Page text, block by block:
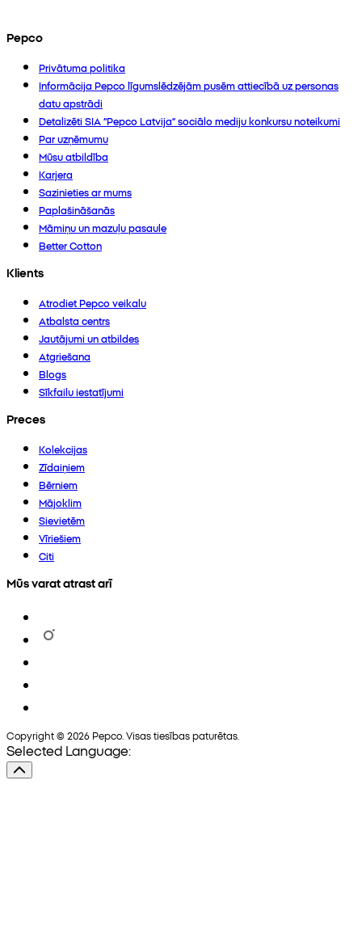
Pepco
Privātuma politika
Informācija Pepco līgumslēdzējām pusēm attiecībā uz personas
datu apstrādi
Detalizēti SIA “Pepco Latvija” sociālo mediju konkursu noteikumi
Par uzņēmumu
Mūsu atbildība
Karjera
Sazinieties ar mums
Paplašināšanās
Māmiņu un mazuļu pasaule
Better Cotton
Klients
Atrodiet Pepco veikalu
Atbalsta centrs
Jautājumi un atbildes
Atgriešana
Blogs
Sīkfailu iestatījumi
Preces
Kolekcijas
Zīdaiņiem
Bērniem
Mājoklim
Sievietēm
Vīriešiem
Citi
Mūs varat atrast arī
Copyright © 2026 Pepco. Visas tiesības paturētas.
Selected Language: